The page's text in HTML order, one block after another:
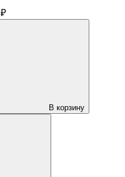
₽
В корзину